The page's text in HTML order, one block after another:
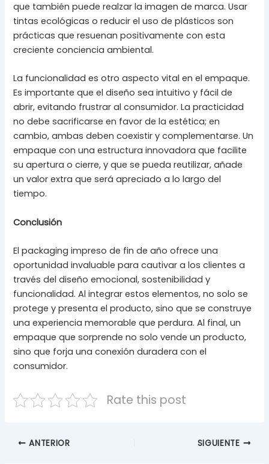
que también puede realzar la imagen de marca. Usar
tintas ecológicas o reducir el uso de plásticos son
prácticas que resuenan positivamente con esta
creciente conciencia ambiental.
La funcionalidad es otro aspecto vital en el empaque.
Es importante que el diseño sea intuitivo y fácil de
abrir, evitando frustrar al consumidor. La practicidad
no debe sacrificarse en favor de la estética; en
cambio, ambas deben coexistir y complementarse. Un
empaque con una estructura innovadora que facilite
su apertura o cierre, y que se pueda reutilizar, añade
un valor extra que será apreciado a lo largo del
tiempo.
Conclusión
El packaging impreso de fin de año ofrece una
oportunidad invaluable para cautivar a los clientes a
través del diseño emocional, sostenibilidad y
funcionalidad. Al integrar estos elementos, no solo se
protege y presenta el producto, sino que se construye
una experiencia memorable que perdura. Al final, un
empaque que sorprende no solo vende un producto,
sino que forja una conexión duradera con el
consumidor.
Rate this post
ANTERIOR SIGUIENTE